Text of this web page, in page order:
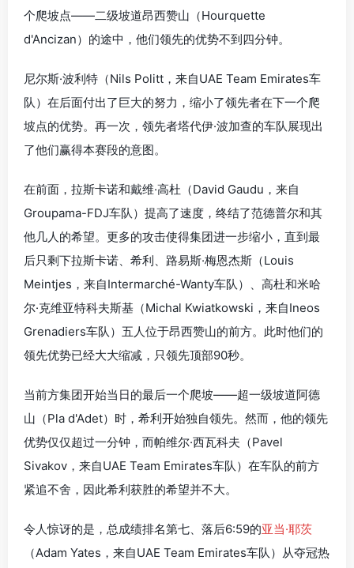
个爬坡点——二级坡道昂西赞山（Hourquette
d'Ancizan）的途中，他们领先的优势不到四分钟。
尼尔斯·波利特（Nils Politt，来自UAE Team Emirates车
队）在后面付出了巨大的努力，缩小了领先者在下一个爬
坡点的优势。再一次，领先者塔代伊·波加查的车队展现出
了他们赢得本赛段的意图。
在前面，拉斯卡诺和戴维·高杜（David Gaudu，来自
Groupama-FDJ车队）提高了速度，终结了范德普尔和其
他几人的希望。更多的攻击使得集团进一步缩小，直到最
后只剩下拉斯卡诺、希利、路易斯·梅恩杰斯（Louis
Meintjes，来自Intermarché-Wanty车队）、高杜和米哈
尔·克维亚特科夫斯基（Michal Kwiatkowski，来自Ineos
Grenadiers车队）五人位于昂西赞山的前方。此时他们的
领先优势已经大大缩减，只领先顶部90秒。
当前方集团开始当日的最后一个爬坡——超一级坡道阿德
山（Pla d'Adet）时，希利开始独自领先。然而，他的领先
优势仅仅超过一分钟，而帕维尔·西瓦科夫（Pavel
Sivakov，来自UAE Team Emirates车队）在车队的前方
紧追不舍，因此希利获胜的希望并不大。
令人惊讶的是，总成绩排名第七、落后6:59的亚当·耶茨
（Adam Yates，来自UAE Team Emirates车队）从夺冠热